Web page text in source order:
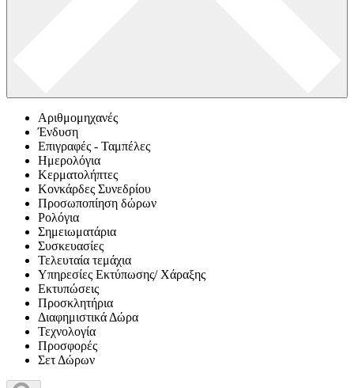
Αριθμομηχανές
Ένδυση
Επιγραφές - Ταμπέλες
Ημερολόγια
Κερματολήπτες
Κονκάρδες Συνεδρίου
Προσωποπίηση δώρων
Ρολόγια
Σημειωματάρια
Συσκευασίες
Τελευταία τεμάχια
Υπηρεσίες Εκτύπωσης/ Χάραξης
Εκτυπώσεις
Προσκλητήρια
Διαφημιστικά Δώρα
Τεχνολογία
Προσφορές
Σετ Δώρων